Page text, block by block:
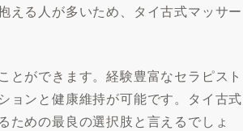
える人が多いため、タイ古式マッサー
ができます。経験豊富なセラピスト
ョンと健康維持が可能です。タイ古式
ための最良の選択肢と言えるでしょ